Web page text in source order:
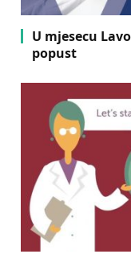
U mjesecu
popust